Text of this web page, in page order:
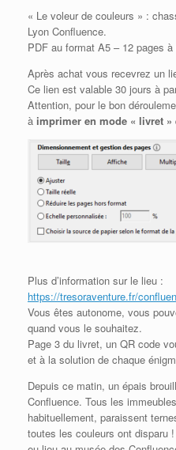
« Le voleur de couleurs » :
Lyon Confluence.
PDF au format A5 – 12 pages à
Après achat vous recevrez un
Ce lien est valable 30 jours à
Attention, pour le bon
à imprimer en mode « livret »
Plus d’information sur le lieu :
https://tresoraventure.fr/
Vous êtes autonome, vous
quand vous le souhaitez.
Page 3 du livret, un QR code
et à la solution de chaque
Depuis ce matin, un épais
Confluence. Tous les
habituellement, paraissent
toutes les couleurs ont disparu